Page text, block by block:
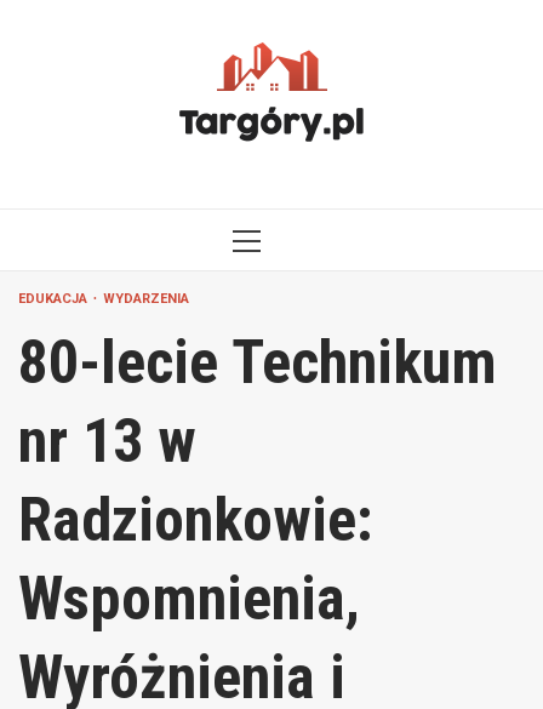
MENU
EDUKACJA WYDARZENIA
80-lecie Technikum
nr 13 w
Radzionkowie:
Wspomnienia,
Wyróżnienia i